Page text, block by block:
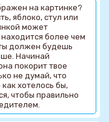
на картинке?
яблоко, стул или
может
находится более чем
должен будешь
Начинай
покорит твое
не думай, что
хотелось бы,
чтобы правильно